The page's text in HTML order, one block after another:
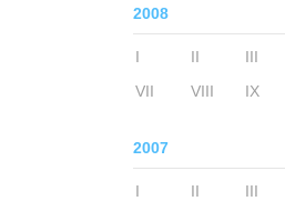
2008
I II III
VII
VIII IX
2007
I II III